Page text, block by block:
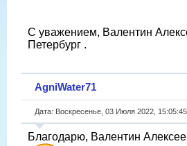
С уважением, Валентин
Петербург .
AgniWater71
Дата: Воскресенье, 03 Июля 2022,
Благодарю, Валентин